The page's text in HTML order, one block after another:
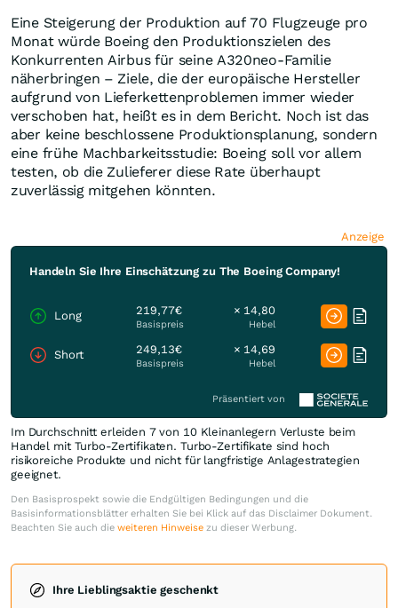
Eine Steigerung der Produktion auf 70 Flugzeuge pro
Monat würde Boeing den Produktionszielen des
Konkurrenten Airbus für seine A320neo-Familie
näherbringen – Ziele, die der europäische Hersteller
aufgrund von Lieferkettenproblemen immer wieder
verschoben hat, heißt es in dem Bericht. Noch ist das
aber keine beschlossene Produktionsplanung, sondern
eine frühe Machbarkeitsstudie: Boeing soll vor allem
testen, ob die Zulieferer diese Rate überhaupt
zuverlässig mitgehen könnten.
Anzeige
Handeln Sie Ihre Einschätzung zu The Boeing Company!
Long 219,77€
Basispreis
× 14,80
Hebel
Short 249,13€
Basispreis
× 14,69
Hebel
Präsentiert von
Im Durchschnitt erleiden 7 von 10 Kleinanlegern Verluste beim
Handel mit Turbo-Zertifikaten. Turbo-Zertifikate sind hoch
risikoreiche Produkte und nicht für langfristige Anlagestrategien
geeignet.
Den Basisprospekt sowie die Endgültigen Bedingungen und die
Basisinformationsblätter erhalten Sie bei Klick auf das Disclaimer Dokument.
Beachten Sie auch die weiteren Hinweise zu dieser Werbung.
Ihre Lieblingsaktie geschenkt